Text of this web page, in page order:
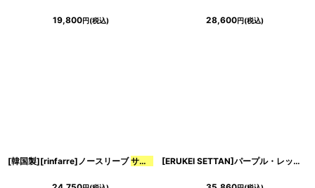
19,800円(税込) 28,600円(税込)
[韓国製][rinfarre]ノースリーブサテン Aライン ハイウエスト シフォン プリー
[ERUKEI SETTAN]パープル・レッド・フラワープリント・Vネック・Aライン・ロングドレス[黒木麗奈着用][送料無料]